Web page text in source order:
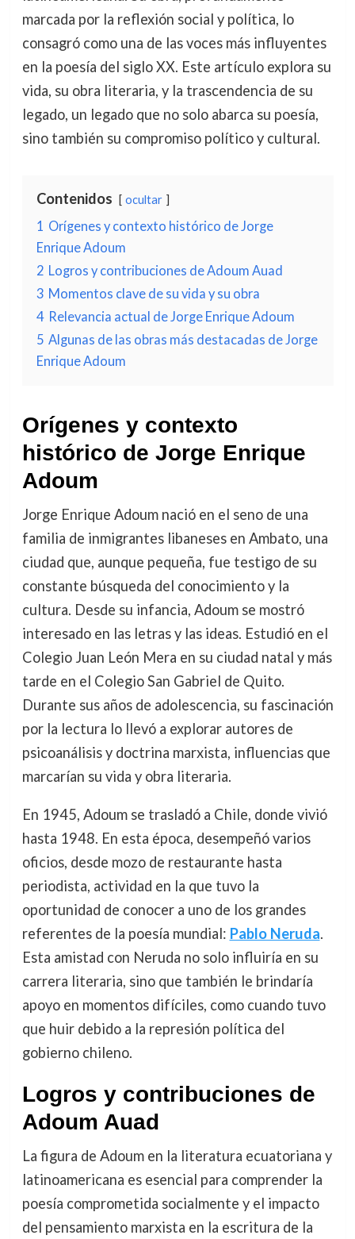
marcada por la reflexión social y política, lo
consagró como una de las voces más influyentes
en la poesía del siglo XX. Este artículo explora su
vida, su obra literaria, y la trascendencia de su
legado, un legado que no solo abarca su poesía,
sino también su compromiso político y cultural.
Contenidos ocultar
1 Orígenes y contexto histórico de Jorge
Enrique Adoum
2 Logros y contribuciones de Adoum Auad
3 Momentos clave de su vida y su obra
4 Relevancia actual de Jorge Enrique Adoum
5 Algunas de las obras más destacadas de Jorge
Enrique Adoum
Orígenes y contexto
histórico de Jorge Enrique
Adoum
Jorge Enrique Adoum nació en el seno de una
familia de inmigrantes libaneses en Ambato, una
ciudad que, aunque pequeña, fue testigo de su
constante búsqueda del conocimiento y la
cultura. Desde su infancia, Adoum se mostró
interesado en las letras y las ideas. Estudió en el
Colegio Juan León Mera en su ciudad natal y más
tarde en el Colegio San Gabriel de Quito.
Durante sus años de adolescencia, su fascinación
por la lectura lo llevó a explorar autores de
psicoanálisis y doctrina marxista, influencias que
marcarían su vida y obra literaria.
En 1945, Adoum se trasladó a Chile, donde vivió
hasta 1948. En esta época, desempeñó varios
oficios, desde mozo de restaurante hasta
periodista, actividad en la que tuvo la
oportunidad de conocer a uno de los grandes
referentes de la poesía mundial: Pablo Neruda.
Esta amistad con Neruda no solo influiría en su
carrera literaria, sino que también le brindaría
apoyo en momentos difíciles, como cuando tuvo
que huir debido a la represión política del
gobierno chileno.
Logros y contribuciones de
Adoum Auad
La figura de Adoum en la literatura ecuatoriana y
latinoamericana es esencial para comprender la
poesía comprometida socialmente y el impacto
del pensamiento marxista en la escritura de la